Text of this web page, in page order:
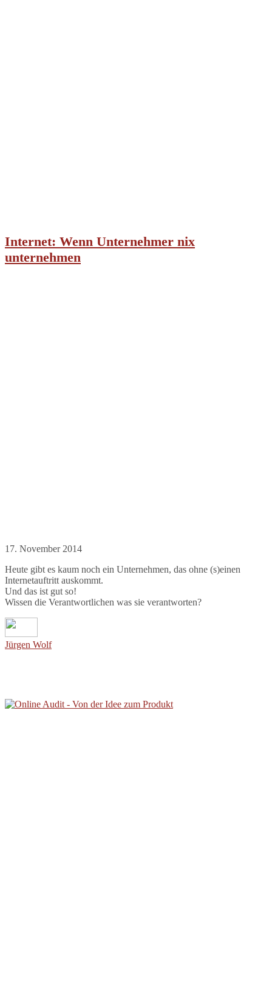
Internet: Wenn Unternehmer nix
unternehmen
17. November 2014
Heute gibt es kaum noch ein Unternehmen, das ohne (s)einen
Internetauftritt auskommt.
Und das ist gut so!
Wissen die Verantwortlichen was sie verantworten?
Jürgen Wolf